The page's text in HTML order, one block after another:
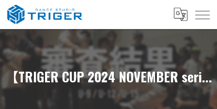
【TRIGER CUP 2024 NOVEMBER seri...